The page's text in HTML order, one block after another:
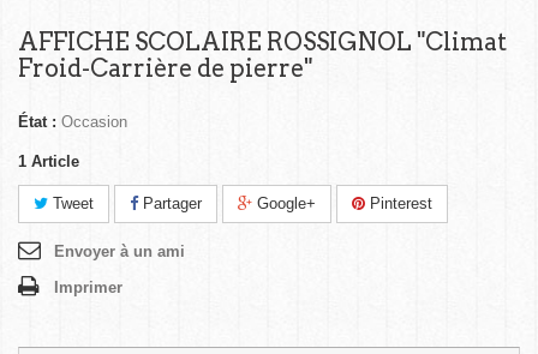
AFFICHE SCOLAIRE ROSSIGNOL "Climat
Froid-Carrière de pierre"
État : Occasion
1 Article
Tweet Partager Google+ Pinterest
Envoyer à un ami
Imprimer